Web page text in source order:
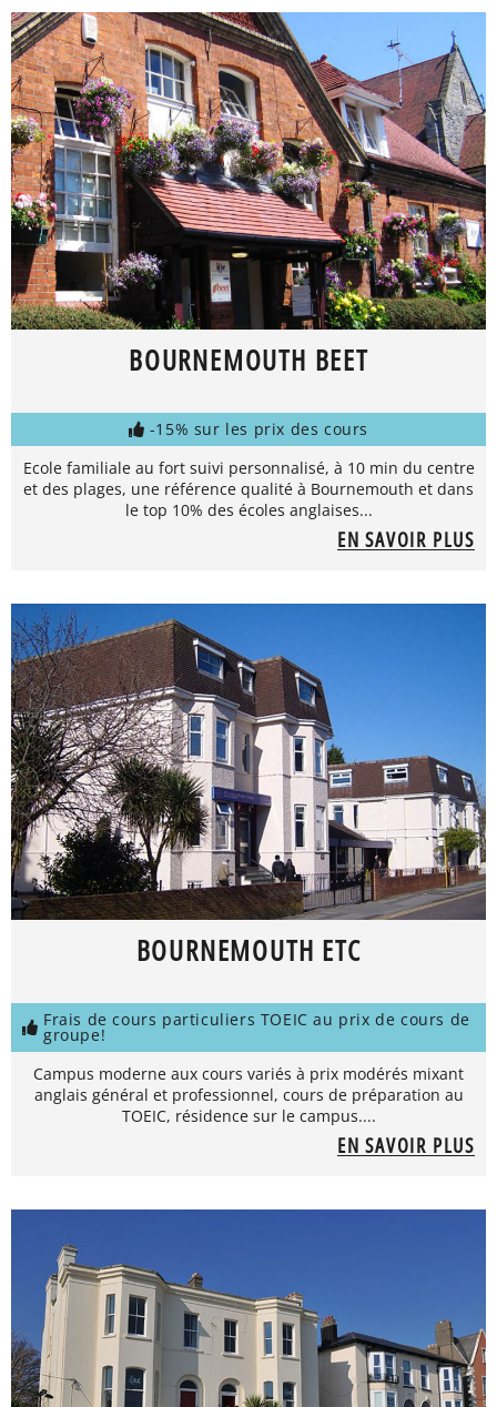
BOURNEMOUTH BEET
-15% sur les prix des cours
Ecole familiale au fort suivi personnalisé, à 10 min du centre
et des plages, une référence qualité à Bournemouth et dans
le top 10% des écoles anglaises...
EN SAVOIR PLUS
BOURNEMOUTH ETC
Frais de cours particuliers TOEIC au prix de cours de
groupe!
Campus moderne aux cours variés à prix modérés mixant
anglais général et professionnel, cours de préparation au
TOEIC, résidence sur le campus....
EN SAVOIR PLUS